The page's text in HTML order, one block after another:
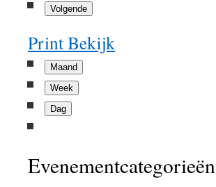
Volgende
PrintBekijk
Maand
Week
Dag
Evenementcategorieën